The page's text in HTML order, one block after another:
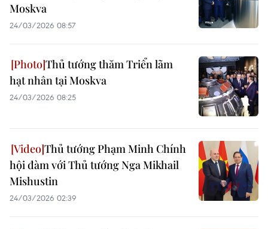
Moskva
24/03/2026 08:57
Thủ tướng thăm Triển lãm
hạt nhân tại Moskva
24/03/2026 08:25
Thủ tướng Phạm Minh Chính
hội đàm với Thủ tướng Nga Mikhail
Mishustin
24/03/2026 02:39